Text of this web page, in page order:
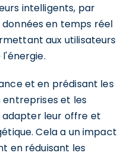
intelligents, par
en temps réel
aux utilisateurs
et en prédisant les
entreprises et les
leur offre et
Cela a un impact
en réduisant les